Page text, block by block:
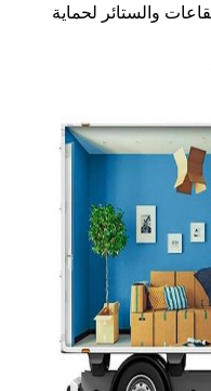
والستائر لحماية